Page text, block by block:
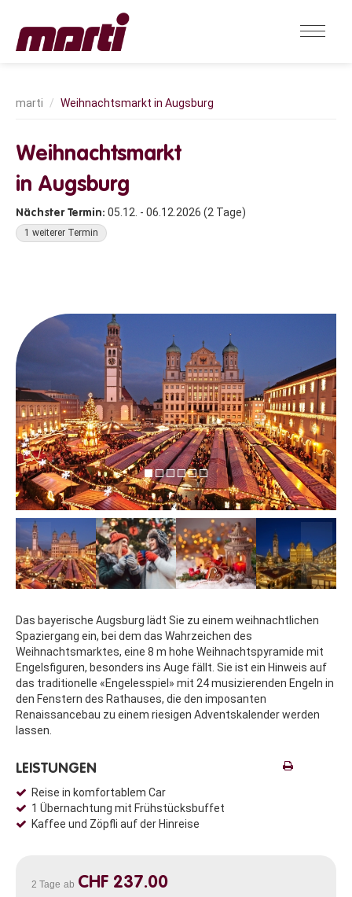
Weihnachtsmarkt in Augsburg
Weihnachtsmarkt
in Augsburg
05.12. - 06.12.2026 (2 Tage)
1 weiterer Termin
Das bayerische Augsburg lädt Sie zu einem weihnachtlichen
Spaziergang ein, bei dem das Wahrzeichen des
Weihnachtsmarktes, eine 8 m hohe Weihnachtspyramide mit
Engelsfiguren, besonders ins Auge fällt. Sie ist ein Hinweis auf
das traditionelle «Engelesspiel» mit 24 musizierenden Engeln in
den Fenstern des Rathauses, die den imposanten
Renaissancebau zu einem riesigen Adventskalender werden
lassen.
LEISTUNGEN
Reise in komfortablem Car
1 Übernachtung mit Frühstücksbuffet
Kaffee und Zöpfli auf der Hinreise
2 Tage ab CHF 237.00